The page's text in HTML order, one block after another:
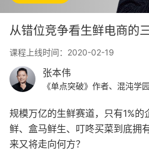
从错位竞争看生鲜电商的
课程上线时间：2020-02-19
张本伟
《单点突破》作者、混沌学
规模万亿的生鲜赛道，只有1%
鲜、盒马鲜生、叮咚买菜到底拥
来又将走向何方？